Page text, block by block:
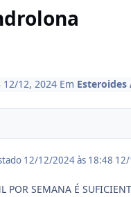
12/12, 2024 Em
12/12/2024 às 18:48
POR SEMANA É